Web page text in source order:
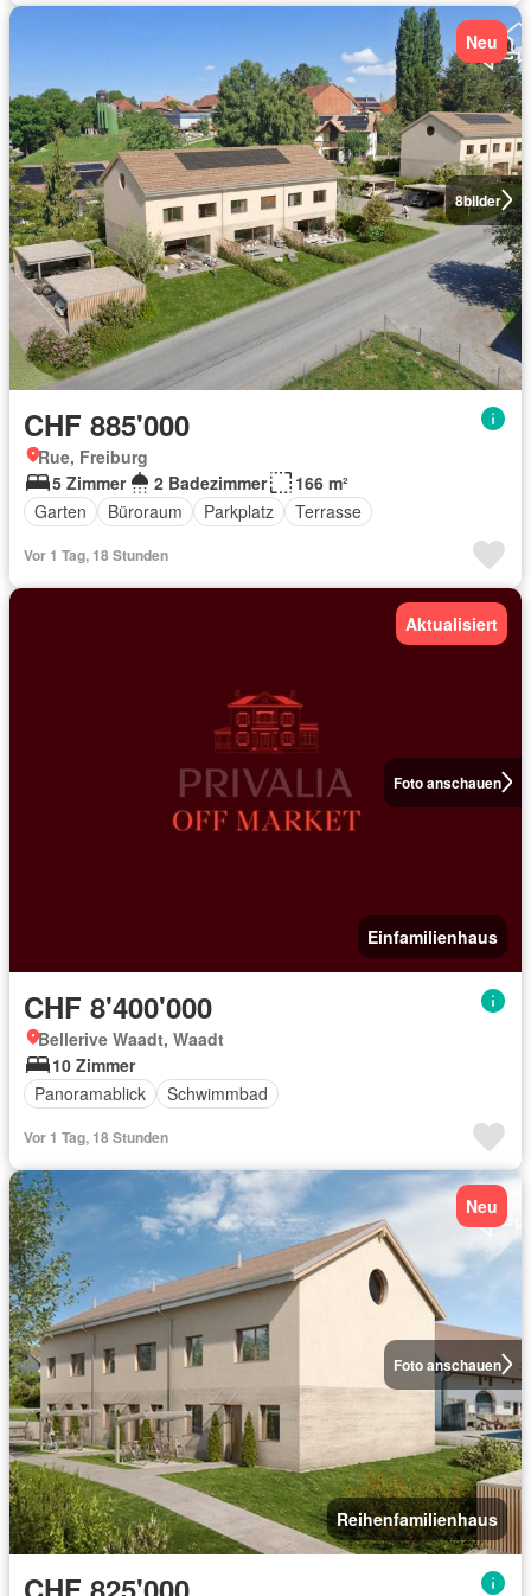
8bilder
Neu
CHF 885'000
Rue, Freiburg
5 Zimmer
2 Badezimmer
166 m²
Garten
Büroraum Parkplatz Terrasse
Vor 1 Tag, 18 Stunden
Foto anschauen
Aktualisiert
Einfamilienhaus
CHF 8'400'000
Bellerive Waadt, Waadt
10 Zimmer
Panoramablick
Schwimmbad
Vor 1 Tag, 18 Stunden
Foto anschauen
Neu
Reihenfamilienhaus